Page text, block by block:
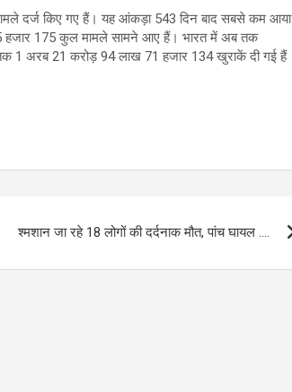
दर्ज किए गए हैं। यह आंकड़ा 543 दिन बाद सबसे कम आया
हजार 175 कुल मामले सामने आए हैं। भारत में अब तक
1 अरब 21 करोड़ 94 लाख 71 हजार 134 खुराकें दी गई हैं
श्मशान जा रहे 18 लोगों की दर्दनाक मौत, पांच घायल ….